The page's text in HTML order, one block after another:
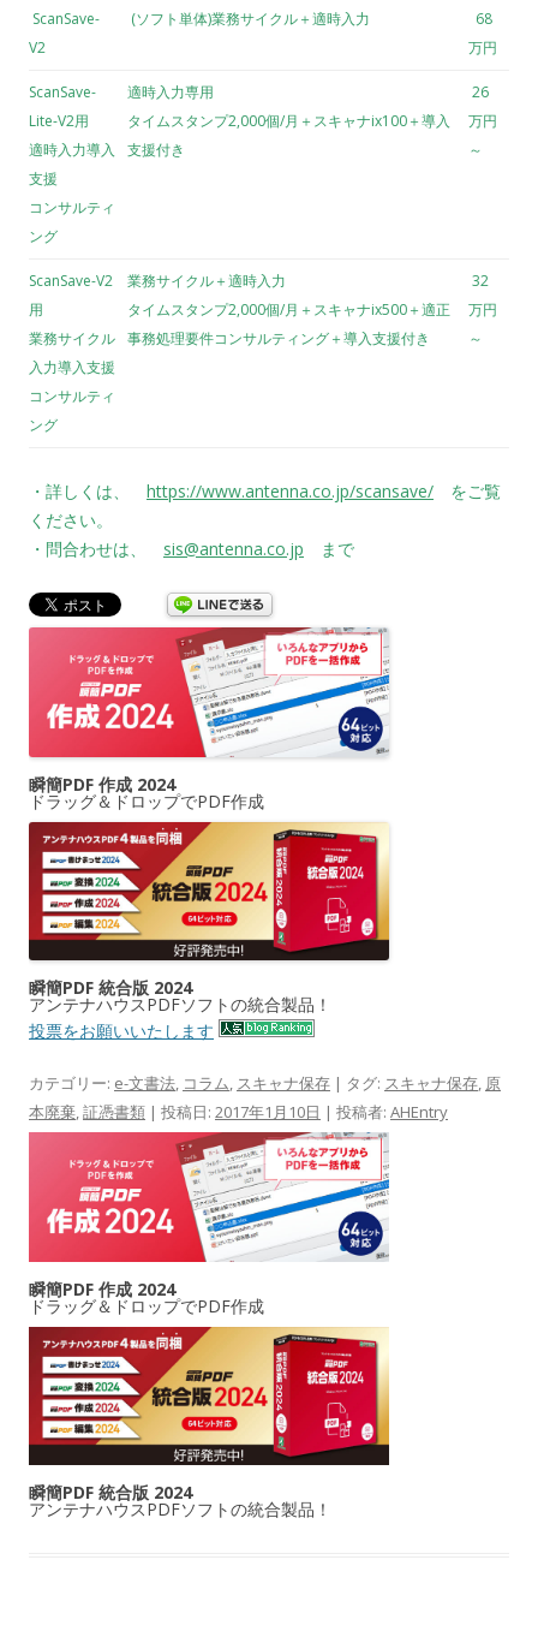
ScanSave-
V2
(ソフト単体)業務サイクル＋適時入力
68
万円
ScanSave-
Lite-V2用
適時入力導入
支援
コンサルティ
ング
適時入力専用
タイムスタンプ2,000個/月＋スキャナix100＋導入
支援付き
26
万円
～
ScanSave-V2
用
業務サイクル
入力導入支援
コンサルティ
ング
業務サイクル＋適時入力
タイムスタンプ2,000個/月＋スキャナix500＋適正
事務処理要件コンサルティング＋導入支援付き
32
万円
～
・詳しくは、 https://www.antenna.co.jp/scansave/ をご覧
ください。
・問合わせは、 sis@antenna.co.jp まで
瞬簡PDF 作成 2024
ドラッグ＆ドロップでPDF作成
瞬簡PDF 統合版 2024
アンテナハウスPDFソフトの統合製品！
投票をお願いいたします
カテゴリー: e-文書法, コラム, スキャナ保存 | タグ: スキャナ保存, 原
本廃棄,証憑書類 | 投稿日: 2017年1月10日 | 投稿者: AHEntry
瞬簡PDF 作成 2024
ドラッグ＆ドロップでPDF作成
瞬簡PDF 統合版 2024
アンテナハウスPDFソフトの統合製品！